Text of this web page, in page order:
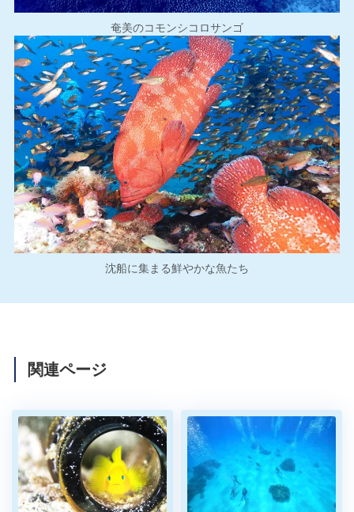
奄美のコモンシコロサンゴ
沈船に集まる鮮やかな魚たち
関連ページ